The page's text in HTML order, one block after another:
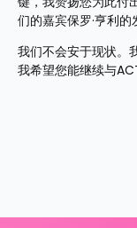
们的嘉宾保罗·亨利
我们不会安于现状。
我希望您能继续与